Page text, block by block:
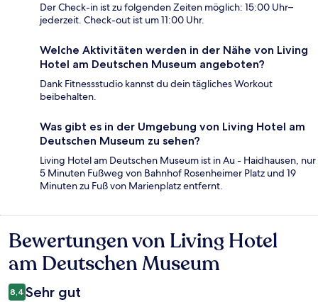
Der Check-in ist zu folgenden Zeiten möglich: 15:00 Uhr–
jederzeit. Check-out ist um 11:00 Uhr.
Welche Aktivitäten werden in der Nähe von Living
Hotel am Deutschen Museum angeboten?
Dank Fitnessstudio kannst du dein tägliches Workout
beibehalten.
Was gibt es in der Umgebung von Living Hotel am
Deutschen Museum zu sehen?
Living Hotel am Deutschen Museum ist in Au - Haidhausen, nur
5 Minuten Fußweg von Bahnhof Rosenheimer Platz und 19
Minuten zu Fuß von Marienplatz entfernt.
Bewertungen
Bewertungen von Living Hotel
am Deutschen Museum
8,4 Sehr gut